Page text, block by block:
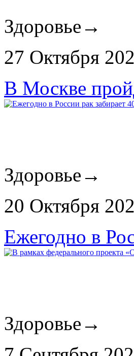
Здоровье →
27 Октября
В Москве
Здоровье →
20 Октября
Ежегодно в
Здоровье →